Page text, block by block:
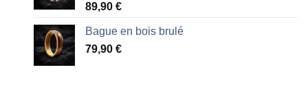
89,90 €
Bague en bois brulé
79,90 €